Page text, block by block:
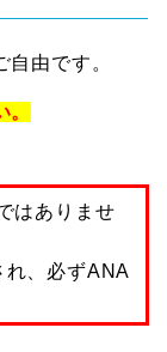
由です。
はありませ
れ、必ずANA